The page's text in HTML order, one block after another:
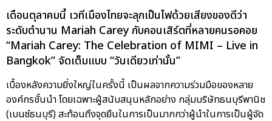
เดือนตุลาคมนี้ เวทีเมืองไทยจะลุกเป็นไฟด้วยเสียงของดีว่า
ระดับตำนาน Mariah Carey กับคอนเสิร์ตที่หลายคนรอคอย
“Mariah Carey: The Celebration of MIMI – Live in
Bangkok” จัดเต็มแบบ “วันเดียวเท่านั้น”
เบื้องหลังความยิ่งใหญ่ในครั้งนี้ เป็นผลจากความร่วมมือของหลาย
องค์กรชั้นนำ โดยเฉพาะผู้สนับสนุนหลักอย่าง กลุ่มบริษัทธนบุรีพานิช
(เบนซ์ธนบุรี) สะท้อนถึงจุดยืนในการเป็นมากกว่าผู้นำในการเป็นผู้จัด